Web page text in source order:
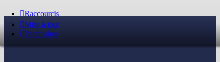
Raccourcis
Mise à jour
Partenaires